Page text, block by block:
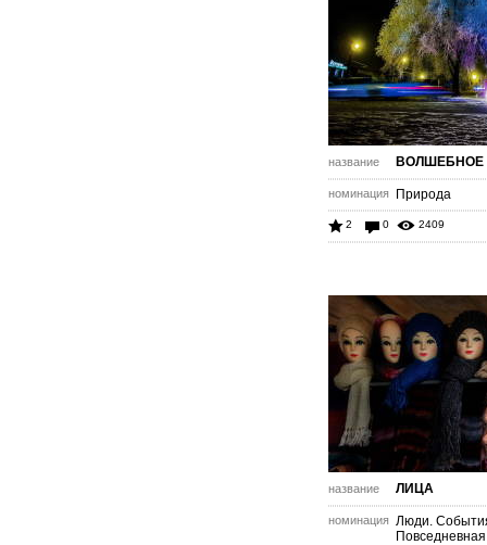
название ВОЛШЕБНОЕ
номинация Природа
2 0 2409
название ЛИЦА
номинация Люди.